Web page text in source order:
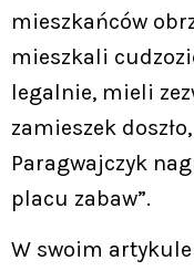
mieszkańców
mieszkali
legalnie, mieli
zamieszek
Paragwajczyk
placu zabaw”.
W swoim